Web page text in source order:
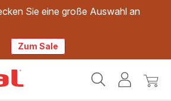
Sie eine große Auswahl an
Zum Sale
Mein
Mein